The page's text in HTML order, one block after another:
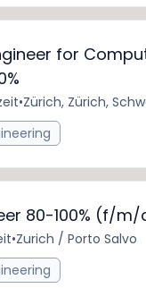
for
•Zürich, Zürich,
80-100% (f/m/
•Zurich / Porto Salvo